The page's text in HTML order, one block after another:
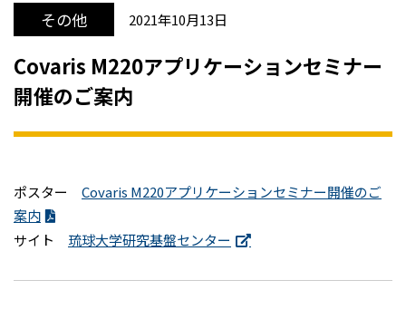
その他 2021年10月13日
Covaris M220アプリケーションセミナー
開催のご案内
ポスター Covaris M220アプリケーションセミナー開催のご
案内
サイト 琉球大学研究基盤センター